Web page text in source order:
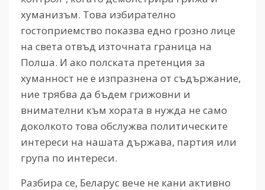
хуманизъм. Това избирателно
гостоприемство показва едно грозно лице
на света отвъд източната граница на
Полша. И ако полската претенция за
хуманност не е изпразнена от съдържание,
ние трябва да бъдем грижовни и
внимателни към хората в нужда не само
доколкото това обслужва политическите
интереси на нашата държава, партия или
група по интереси.
Разбира се, Беларус вече не кани активно